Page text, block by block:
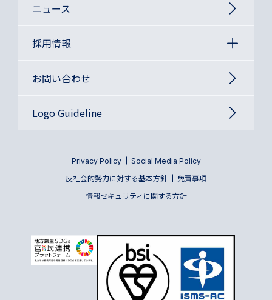
ニュース
採用情報
お問い合わせ
Logo Guideline
Privacy Policy
Social Media Policy
反社会的勢力に対する基本方針
免責事項
情報セキュリティに関する方針